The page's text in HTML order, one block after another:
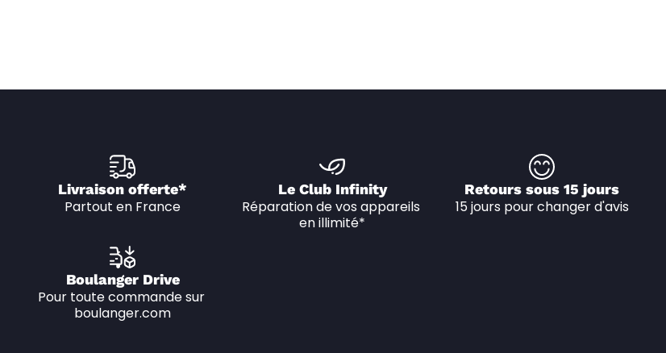
Livraison offerte*
Partout en France
Le Club Infinity
Réparation de vos appareils
en illimité*
Retours sous 15 jours
15 jours pour changer d'avis
Boulanger Drive
Pour toute commande sur
boulanger.com